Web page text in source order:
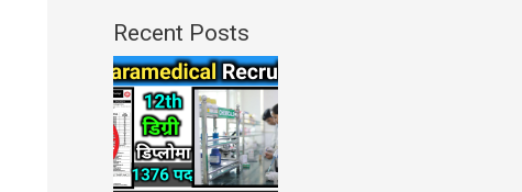
Recent Posts